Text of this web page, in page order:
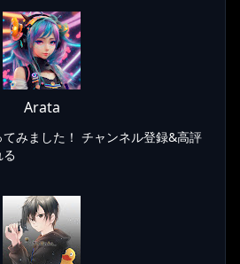
Arata
みました！ チャンネル登録&高評